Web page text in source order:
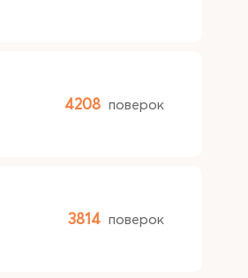
4208 поверок
3814 поверок